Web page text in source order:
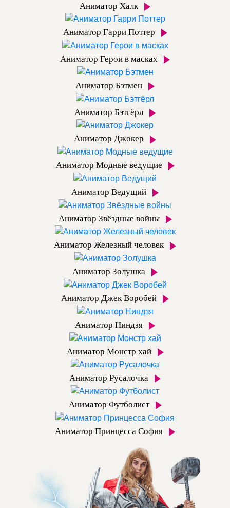
Аниматор Халк
Аниматор Гарри Поттер
Аниматор Герои в масках
Аниматор Бэтмен
Аниматор Бэтгёрл
Аниматор Джокер
Аниматор Модные ведущие
Аниматор Ведущий
Аниматор Звёздные войны
Аниматор Железный человек
Аниматор Золушка
Аниматор Джек Воробей
Аниматор Ниндзя
Аниматор Монстр хай
Аниматор Русалочка
Аниматор Футболист
Аниматор Принцесса София